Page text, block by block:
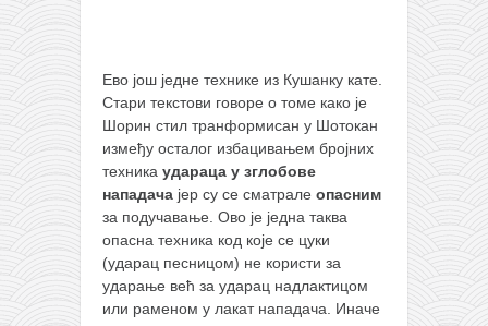
Ево још једне технике из Кушанку кате.
Стари текстови говоре о томе како је
Шорин стил транформисан у Шотокан
између осталог избацивањем бројних
техника удараца у зглобове
нападача јер су се сматрале опасним
за подучавање. Ово је једна таква
опасна техника код које се цуки
(ударац песницом) не користи за
ударање већ за ударац надлактицом
или раменом у лакат нападача. Иначе